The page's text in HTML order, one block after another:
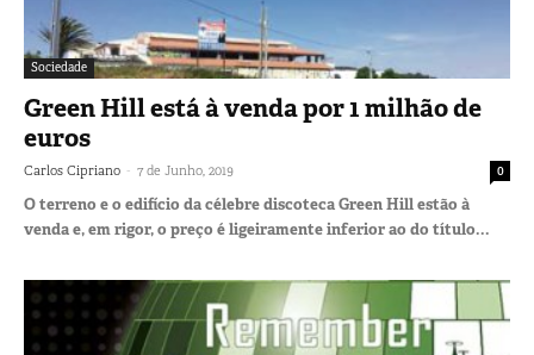
Sociedade
Green Hill está à venda por 1 milhão de
euros
Carlos Cipriano - 7 de Junho, 2019 0
O terreno e o edifício da célebre discoteca Green Hill estão à
venda e, em rigor, o preço é ligeiramente inferior ao do título...